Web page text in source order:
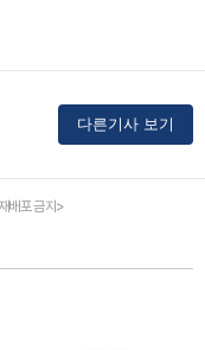
다른기사 보기
배포 금지>